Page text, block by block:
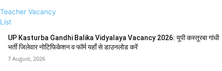
Teacher Vacancy
List
UP Kasturba Gandhi Balika Vidyalaya Vacancy 2026: यूपी कस्तूरबा गांधी
भर्ती जिलेवार नोटिफिकेशन व फॉर्म यहाँ से डाउनलोड करें
7 August, 2026